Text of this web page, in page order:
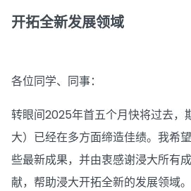
开拓全新发展领域
各位同学、同事：
转眼间2025年首五个月快将过去，
大）已经在多方面缔造佳绩。我希
些最新成果，并由衷感谢浸大所有
献，帮助浸大开拓全新的发展领域。